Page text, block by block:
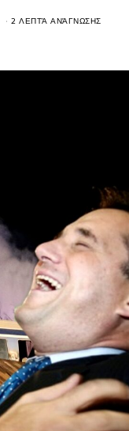
2 ΛΕΠΤΆ ΑΝΆΓΝΩΣΗΣ